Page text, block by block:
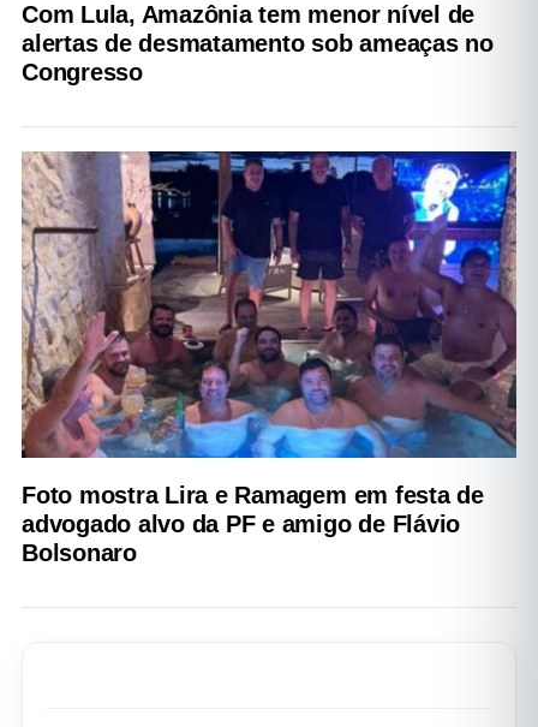
Com Lula, Amazônia tem menor nível de
alertas de desmatamento sob ameaças no
Congresso
Foto mostra Lira e Ramagem em festa de
advogado alvo da PF e amigo de Flávio
Bolsonaro